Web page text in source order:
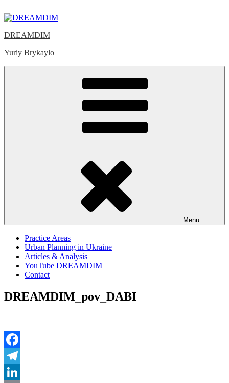
to
DREAMDIM
Yuriy Brykaylo
Menu
Practice Areas
Urban Planning in Ukraine
Articles & Analysis
YouTube DREAMDIM
Contact
DREAMDIM_pov_DABI
Facebook
Telegram